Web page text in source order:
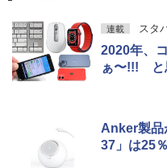
連載 スタ
2020年、
ぁ〜!!! と
Anker製品
37」は25